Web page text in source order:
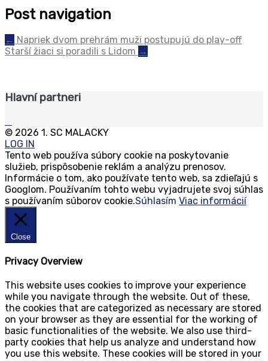
Post navigation
← Napriek dvom prehrám muži postupujú do play-off
Starší žiaci si poradili s Lidom →
Hlavní partneri
© 2026 1. SC MALACKY
LOG IN
Tento web používa súbory cookie na poskytovanie
služieb, prispôsobenie reklám a analýzu prenosov.
Informácie o tom, ako používate tento web, sa zdieľajú s
Googlom. Používaním tohto webu vyjadrujete svoj súhlas
s používaním súborov cookie.Súhlasím Viac informácií
Close
Privacy Overview
This website uses cookies to improve your experience
while you navigate through the website. Out of these,
the cookies that are categorized as necessary are stored
on your browser as they are essential for the working of
basic functionalities of the website. We also use third-
party cookies that help us analyze and understand how
you use this website. These cookies will be stored in your